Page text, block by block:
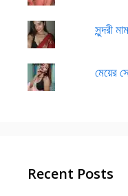
সুন্দরী
মেয়ের
Recent Posts